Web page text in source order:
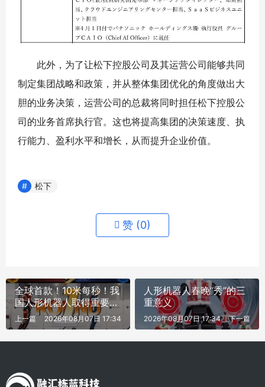
此外，为了让松下控股公司及其运营公司能够共同
制定集团战略和政策，并从整体集团优化的角度做出大
胆的业务决策，运营公司的总裁将同时担任松下控股公
司的业务首席执行官。这也将提高集团的决策速度、执
行能力、盈利水平和增长，从而提升企业价值。
松下
赞 (0)
全球首款！10米每秒！我
国人形机器人取得重要突
破
上一篇 2026年08月07日 17:34
人形机器人春晚“秀”的三
重意义
下一篇
2026年08月07日 17:34